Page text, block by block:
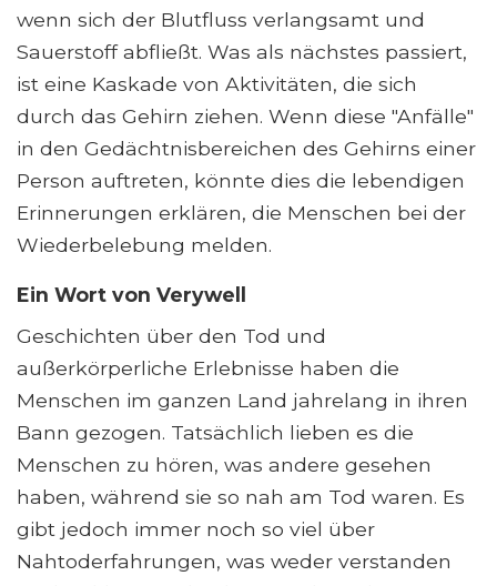
wenn sich der Blutfluss verlangsamt und
Sauerstoff abfließt. Was als nächstes passiert,
ist eine Kaskade von Aktivitäten, die sich
durch das Gehirn ziehen. Wenn diese "Anfälle"
in den Gedächtnisbereichen des Gehirns einer
Person auftreten, könnte dies die lebendigen
Erinnerungen erklären, die Menschen bei der
Wiederbelebung melden.
Ein Wort von Verywell
Geschichten über den Tod und
außerkörperliche Erlebnisse haben die
Menschen im ganzen Land jahrelang in ihren
Bann gezogen. Tatsächlich lieben es die
Menschen zu hören, was andere gesehen
haben, während sie so nah am Tod waren. Es
gibt jedoch immer noch so viel über
Nahtoderfahrungen, was weder verstanden